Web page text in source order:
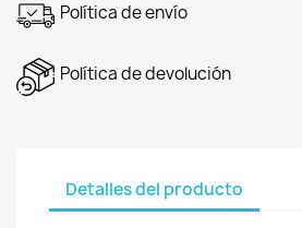
Política de envío
Política de devolución
Detalles del producto